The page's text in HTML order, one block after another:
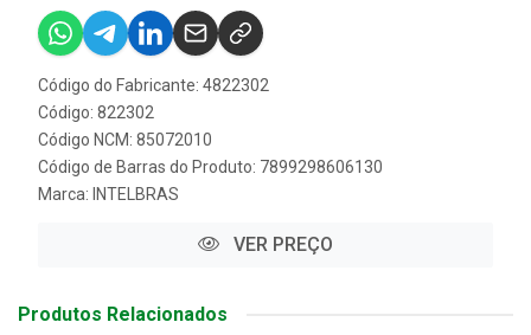
Código do Fabricante: 4822302
Código: 822302
Código NCM: 85072010
Código de Barras do Produto: 7899298606130
Marca: INTELBRAS
VER PREÇO
Produtos Relacionados